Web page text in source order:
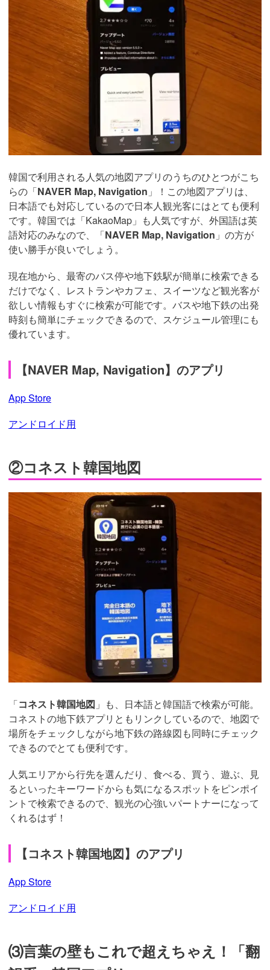
韓国で利用される人気の地図アプリのうちのひとつがこち
らの「NAVER Map, Navigation 」！この地図アプリは、
日本語でも対応しているので日本人観光客にはとても便利
です。韓国では「KakaoMap」も人気ですが、外国語は英
語対応のみなので、「NAVER Map, Navigation 」の方が
使い勝手が良いでしょう。
現在地から、最寄のバス停や地下鉄駅が簡単に検索できる
だけでなく、レストランやカフェ、スイーツなど観光客が
欲しい情報もすぐに検索が可能です。バスや地下鉄の出発
時刻も簡単にチェックできるので、スケジュール管理にも
優れています。
【NAVER Map, Navigation】のアプリ
App Store
アンドロイド用
②コネスト韓国地図
「コネスト韓国地図 」も、日本語と韓国語で検索が可能。
コネストの地下鉄アプリともリンクしているので、地図で
場所をチェックしながら地下鉄の路線図も同時にチェック
できるのでとても便利です。
人気エリアから行先を選んだり、食べる、買う、遊ぶ、見
るといったキーワードからも気になるスポットをピンポイ
ントで検索できるので、観光の心強いパートナーになって
くれるはず！
【コネスト韓国地図】のアプリ
App Store
アンドロイド用
⑶言葉の壁もこれで超えちゃえ！「翻